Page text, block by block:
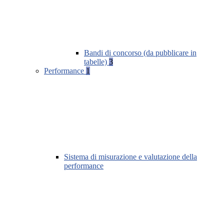
Bandi di concorso (da pubblicare in
tabelle) 3
Performance 1
Sistema di misurazione e valutazione della
performance